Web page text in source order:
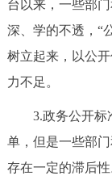
台以来，一些部
深、学的不透，“
树立起来，以公
力不足。
3.政务公开标准
单，但是一些部
存在一定的滞后